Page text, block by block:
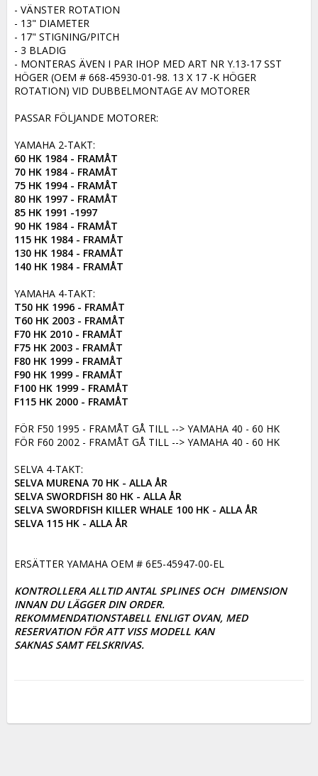
- VÄNSTER ROTATION
- 13" DIAMETER
- 17" STIGNING/PITCH
- 3 BLADIG
- MONTERAS ÄVEN I PAR IHOP MED ART NR Y.13-17 SST
HÖGER (OEM # 668-45930-01-98. 13 X 17 -K HÖGER
ROTATION) VID DUBBELMONTAGE AV MOTORER
PASSAR FÖLJANDE MOTORER:
60 HK 1984 - FRAMÅT
70 HK 1984 - FRAMÅT
75 HK 1994 - FRAMÅT
80 HK 1997 - FRAMÅT
85 HK 1991 -1997
90 HK 1984 - FRAMÅT
115 HK 1984 - FRAMÅT
130 HK 1984 - FRAMÅT
140 HK 1984 - FRAMÅT
T50 HK 1996 - FRAMÅT
T60 HK 2003 - FRAMÅT
F70 HK 2010 - FRAMÅT
F75 HK 2003 - FRAMÅT
F80 HK 1999 - FRAMÅT
F90 HK 1999 - FRAMÅT
F100 HK 1999 - FRAMÅT
F115 HK 2000 - FRAMÅT
FÖR F50 1995 - FRAMÅT GÅ TILL --> YAMAHA 40 - 60 HK
FÖR F60 2002 - FRAMÅT GÅ TILL --> YAMAHA 40 - 60 HK
SELVA MURENA 70 HK - ALLA ÅR
SELVA SWORDFISH 80 HK - ALLA ÅR
SELVA SWORDFISH KILLER WHALE 100 HK - ALLA ÅR
SELVA 115 HK - ALLA ÅR
ERSÄTTER YAMAHA OEM # 6E5-45947-00-EL
KONTROLLERA ALLTID ANTAL SPLINES OCH  DIMENSION
INNAN DU LÄGGER DIN ORDER.
REKOMMENDATIONSTABELL ENLIGT OVAN, MED
RESERVATION FÖR ATT VISS MODELL KAN
SAKNAS SAMT FELSKRIVAS.